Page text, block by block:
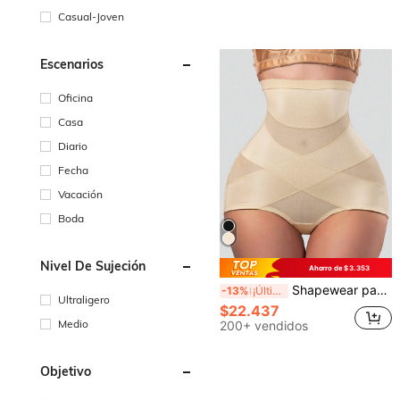
Casual-Joven
Escenarios
Oficina
Casa
Diario
Fecha
Vacación
Boda
Nivel De Sujeción
Ultraligero
Medio
Objetivo
Ahorro de $3.353
-13% ¡Últimos 3 días Shapewear para levantar el trasero y controlar el abdomen para mujeres, pantalones cortos sin costuras con diseño cruzado frontal en color caqui, shorts adelgazantes para mujeres
$22.437
200+ vendidos